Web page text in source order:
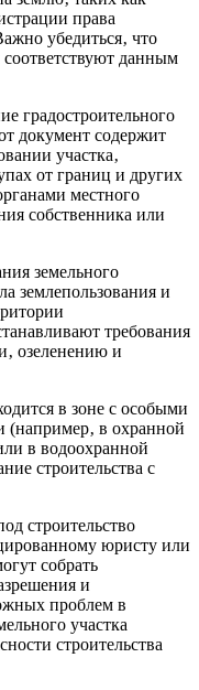
права
убедиться‚ что
данным
градостроительного
документ содержит
участка‚
от границ и других
местного
собственника или
земельного
землепользования и
требования
озеленению и
в зоне с особыми
(например‚ в охранной
в водоохранной
строительства с
строительство
юристу или
собрать
и
проблем в
участка
строительства